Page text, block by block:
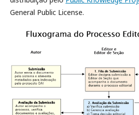
General Public License.